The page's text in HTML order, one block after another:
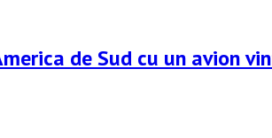
de Sud cu un avion